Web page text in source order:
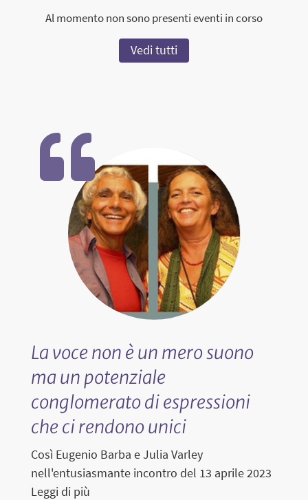
Al momento non sono presenti eventi in corso
Vedi tutti
La voce non è un mero suono
ma un potenziale
conglomerato di espressioni
che ci rendono unici
Così Eugenio Barba e Julia Varley
nell'entusiasmante incontro del 13 aprile 2023
Leggi di più